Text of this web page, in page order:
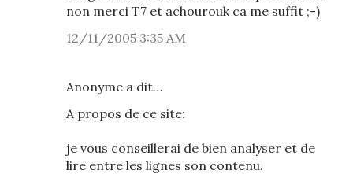
non merci T7 et achourouk ca me suffit ;-)
12/11/2005 3:35 AM
Anonyme a dit…
A propos de ce site:
je vous conseillerai de bien analyser et de
lire entre les lignes son contenu.